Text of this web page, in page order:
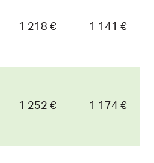
1 218 € 1 141 €
1 252 € 1 174 €